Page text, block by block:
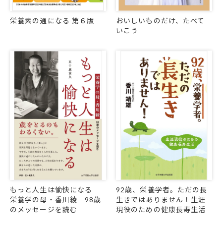
栄養素の通になる 第６版
おいしいものだけ、たべて
いこう
もっと人生は愉快になる
栄養学の母・香川綾 98歳
のメッセージを読む
92歳、栄養学者。ただの長
生きではありません！生涯
現役のための健康長寿生活